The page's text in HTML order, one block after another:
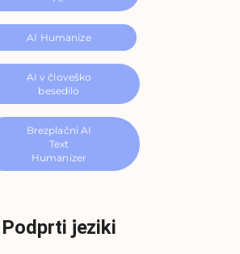
AI Humanize
AI v človeško
besedilo
Brezplačni AI
Text
Humanizer
Podprti jeziki